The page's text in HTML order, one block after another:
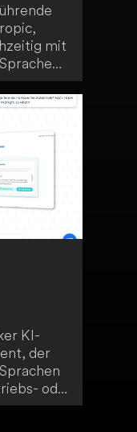
mit
und
Die
dass
KI-
der
oder
du